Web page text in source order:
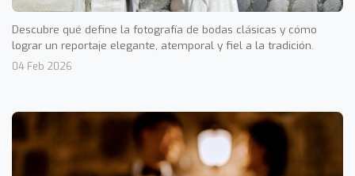
Descubre qué define la fotografía de bodas clásicas y cómo
lograr un reportaje elegante, atemporal y fiel a la tradición.
04 Feb 2026